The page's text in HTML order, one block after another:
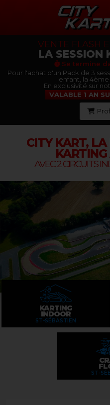
VENTE FLASH
LA SESSION
Se termine
Pour l'achat d'un Pack de 3
enfant, la 4ème
En exclusivité sur
VALABLE 1 AN
CITY KART, LA
AVEC 2 CIRCUITS
KARTING
INDOOR
ST-SÉBASTIEN
ST-